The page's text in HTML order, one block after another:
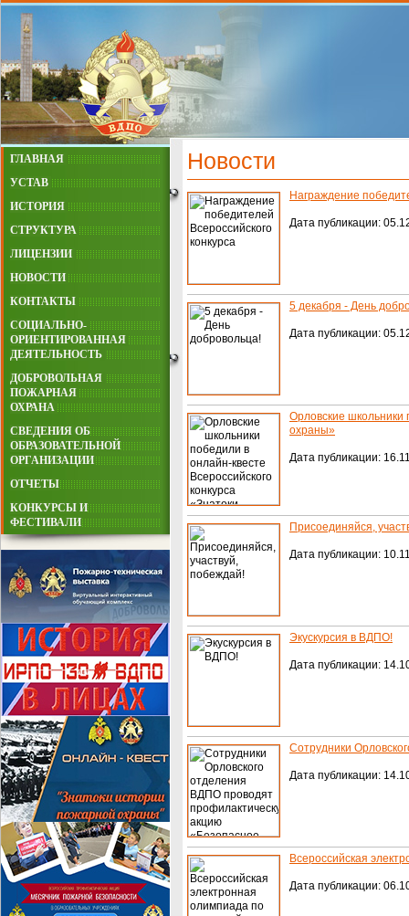
ГЛАВНАЯ
УСТАВ
ИСТОРИЯ
СТРУКТУРА
ЛИЦЕНЗИИ
НОВОСТИ
КОНТАКТЫ
СОЦИАЛЬНО-
ОРИЕНТИРОВАННАЯ
ДЕЯТЕЛЬНОСТЬ
ДОБРОВОЛЬНАЯ
ПОЖАРНАЯ
ОХРАНА
СВЕДЕНИЯ ОБ
ОБРАЗОВАТЕЛЬНОЙ
ОРГАНИЗАЦИИ
ОТЧЕТЫ
КОНКУРСЫ И
ФЕСТИВАЛИ
Новости
Награждение
Дата публикации:
5 декабря - День
Дата публикации:
Орловские школьники
охраны»
Дата публикации:
Присоединяйся,
Дата публикации:
Экускурсия в ВДПО!
Дата публикации:
Сотрудники
Дата публикации:
Всероссийская
Дата публикации: